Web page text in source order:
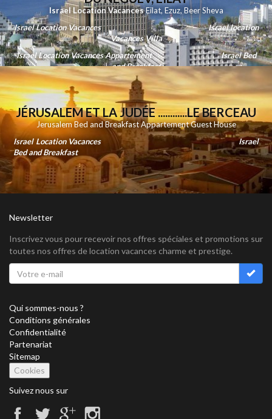
Israel Location VacancesEilat, Ezuz, Beer Sheva
Israel Location Vacances
Israel location
Vacances Villa
Israel Location Vacances Appartement
Israel Bed
and Breakfast
JÉRUSALEM ET LA JUDÉE ............LE BERCEAU
Jerusalem Bed and Breakfast Appartement Guest House
Israel Location Vacances
Israel
Bed and Breakfast
Newsletter
Inscrivez vous pour recevoir nos offres spéciales et promotions sur
toutes nos offres de location vacances charme et prestige.
Qui sommes-nous ?
Conditions générales
Confidentialité
Partenariat
Sitemap
Cookies
Suivez nous sur